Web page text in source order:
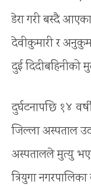
डेरा गरी बस्दै
देवीकुमारी र
दुई दिदीबहिनीको
दुर्घटनापछि १४
जिल्ला अस्पताल
अस्पतालले मुत्यु
त्रियुगा